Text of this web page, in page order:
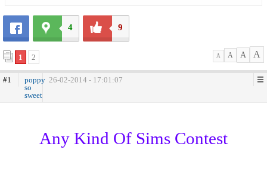
4 9
1 2 A A A A
#1
poppy
so
sweet
26-02-2014 - 17:01:07
Any Kind Of Sims Contest